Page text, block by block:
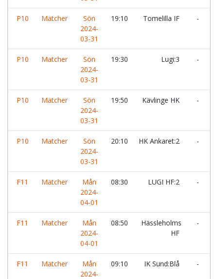
P10 Matcher
Sön
2024-
03-31
19:10 Tomelilla IF -
P10 Matcher
Sön
2024-
03-31
19:30 Lugi:3 -
P10 Matcher
Sön
2024-
03-31
19:50 Kävlinge HK -
P10 Matcher
Sön
2024-
03-31
20:10 HK Ankaret:2 -
F11 Matcher
Mån
2024-
04-01
08:30 LUGI HF:2 -
F11 Matcher
Mån
2024-
04-01
08:50
Hässleholms
HF
-
F11 Matcher
Mån
2024-
09:10 IK Sund:Blå -